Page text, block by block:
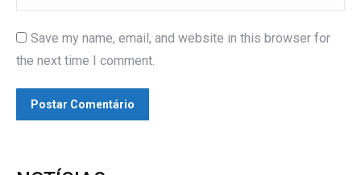
Save my name, email, and website in this browser for
the next time I comment.
Postar Comentário